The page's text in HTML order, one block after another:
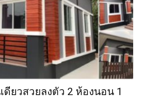
ดียวสวยลงตัว 2 ห้องนอน 1